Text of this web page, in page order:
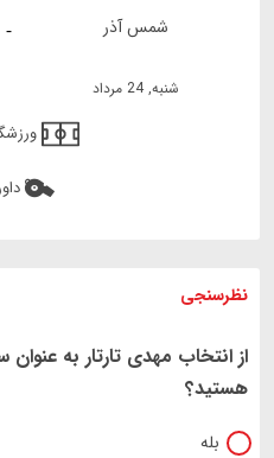
- شمس آذر
شنبه, 24 مرداد
نظرسنجی
از انتخاب مهدی تارتار به
هستید؟
بله